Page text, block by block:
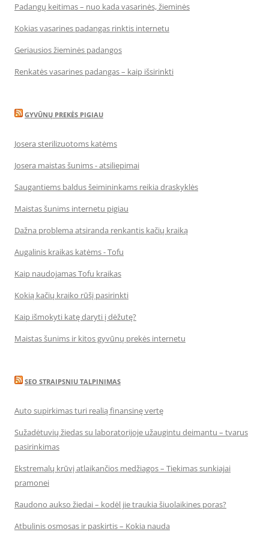
Padangų keitimas – nuo kada vasarinės, žieminės
Kokias vasarines padangas rinktis internetu
Geriausios žieminės padangos
Renkatės vasarines padangas – kaip išsirinkti
GYVŪNŲ PREKĖS PIGIAU
Josera sterilizuotoms katėms
Josera maistas šunims - atsiliepimai
Saugantiems baldus šeimininkams reikia draskyklės
Maistas šunims internetu pigiau
Dažna problema atsiranda renkantis kačių kraiką
Augalinis kraikas katėms - Tofu
Kaip naudojamas Tofu kraikas
Kokią kačių kraiko rūšį pasirinkti
Kaip išmokyti katę daryti į dėžutę?
Maistas šunims ir kitos gyvūnų prekės internetu
SEO STRAIPSNIU TALPINIMAS
Auto supirkimas turi realią finansinę vertę
Sužadėtuvių žiedas su laboratorijoje užaugintu deimantu – tvarus
pasirinkimas
Ekstremalų krūvį atlaikančios medžiagos – Tiekimas sunkiajai
pramonei
Raudono aukso žiedai – kodėl jie traukia šiuolaikines poras?
Atbulinis osmosas ir paskirtis – Kokia nauda